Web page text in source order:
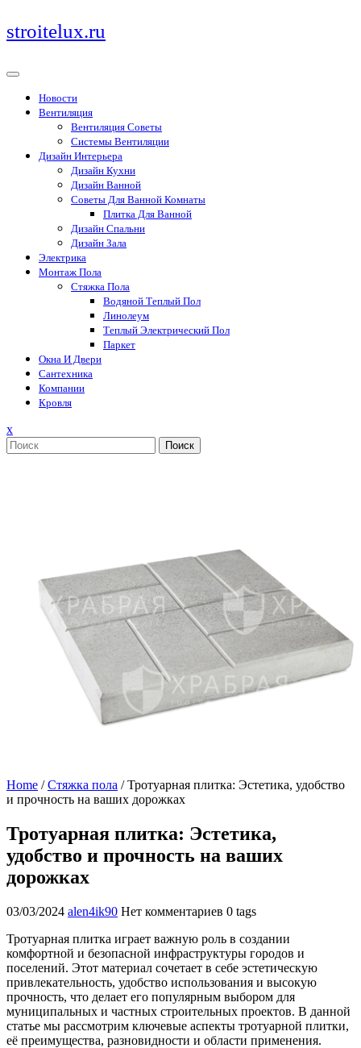
Перейти
к
stroitelux.ru
Новости
Вентиляция
Вентиляция Советы
Системы Вентиляции
Дизайн Интерьера
Дизайн Кухни
Дизайн Ванной
Советы Для Ванной Комнаты
Плитка Для Ванной
Дизайн Спальни
Дизайн Зала
Электрика
Монтаж Пола
Стяжка Пола
Водяной Теплый Пол
Линолеум
Теплый Электрический Пол
Паркет
Окна И Двери
Сантехника
Компании
Кровля
xЗакрыть
меню
Поиск
Home /Стяжка пола /Тротуарная плитка: Эстетика, удобство
и прочность на ваших дорожках
Тротуарная плитка: Эстетика,
удобство и прочность на ваших
дорожках
03/03/2024 alen4ik90 Нет комментариев 0 tags
Тротуарная плитка играет важную роль в создании
комфортной и безопасной инфраструктуры городов и
поселений. Этот материал сочетает в себе эстетическую
привлекательность, удобство использования и высокую
прочность, что делает его популярным выбором для
муниципальных и частных строительных проектов. В данной
статье мы рассмотрим ключевые аспекты тротуарной плитки,
её преимущества, разновидности и области применения.